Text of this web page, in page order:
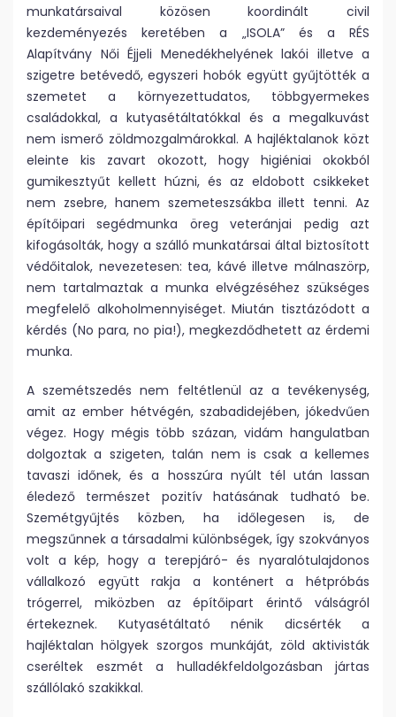
munkatársaival közösen koordinált civil
kezdeményezés keretében a „ISOLA” és a RÉS
Alapítvány Női Éjjeli Menedékhelyének lakói illetve a
szigetre betévedő, egyszeri hobók együtt gyűjtötték a
szemetet a környezettudatos, többgyermekes
családokkal, a kutyasétáltatókkal és a megalkuvást
nem ismerő zöldmozgalmárokkal. A hajléktalanok közt
eleinte kis zavart okozott, hogy higiéniai okokból
gumikesztyűt kellett húzni, és az eldobott csikkeket
nem zsebre, hanem szemeteszsákba illett tenni. Az
építőipari segédmunka öreg veteránjai pedig azt
kifogásolták, hogy a szálló munkatársai által biztosított
védőitalok, nevezetesen: tea, kávé illetve málnaszörp,
nem tartalmaztak a munka elvégzéséhez szükséges
megfelelő alkoholmennyiséget. Miután tisztázódott a
kérdés (No para, no pia!), megkezdődhetett az érdemi
munka.
A szemétszedés nem feltétlenül az a tevékenység,
amit az ember hétvégén, szabadidejében, jókedvűen
végez. Hogy mégis több százan, vidám hangulatban
dolgoztak a szigeten, talán nem is csak a kellemes
tavaszi időnek, és a hosszúra nyúlt tél után lassan
éledező természet pozitív hatásának tudható be.
Szemétgyűjtés közben, ha időlegesen is, de
megszűnnek a társadalmi különbségek, így szokványos
volt a kép, hogy a terepjáró- és nyaralótulajdonos
vállalkozó együtt rakja a konténert a hétpróbás
trógerrel, miközben az építőipart érintő válságról
értekeznek. Kutyasétáltató nénik dicsérték a
hajléktalan hölgyek szorgos munkáját, zöld aktivisták
cseréltek eszmét a hulladékfeldolgozásban jártas
szállólakó szakikkal.